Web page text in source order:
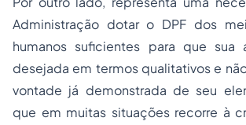
Administração dotar o DPF dos
humanos suficientes para que sua
desejada em termos qualitativos e
vontade já demonstrada de seu
que em muitas situações recorre à